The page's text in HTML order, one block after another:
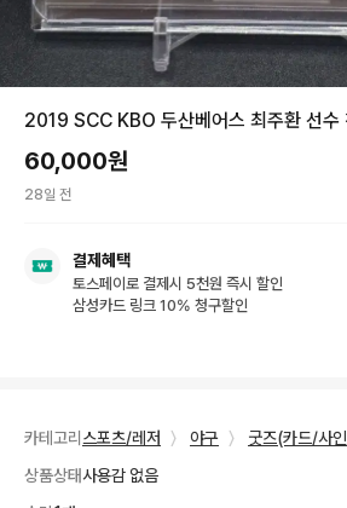
2019 SCC KBO 두산베어스 최주환 선수
60,000원
28일 전
결제혜택
토스페이로 결제시 5천원 즉시 할인
삼성카드 링크 10% 청구할인
카테고리 스포츠/레저 〉 야구 〉
굿즈(카드/사
상품상태사용감 없음